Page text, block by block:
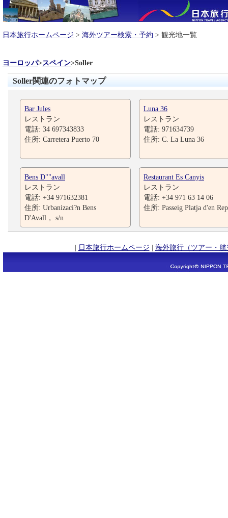
日本旅行ホームページ > 海外ツアー検索・予約 > 観光地一覧
ヨーロッパ>スペイン>Soller
Soller関連のフォトマップ
Bar Jules
レストラン
電話: 34 697343833
住所: Carretera Puerto 70
Luna 36
レストラン
電話: 971634739
住所: C. La Luna 36
Bens D""avall
レストラン
電話: +34 971632381
住所: Urbanizaci?n Bens
D'Avall， s/n
Restaurant Es Canyis
レストラン
電話: +34 971 63 14 06
住所: Passeig Platja d'en
| 日本旅行ホームページ | 海外旅行（ツアー・航